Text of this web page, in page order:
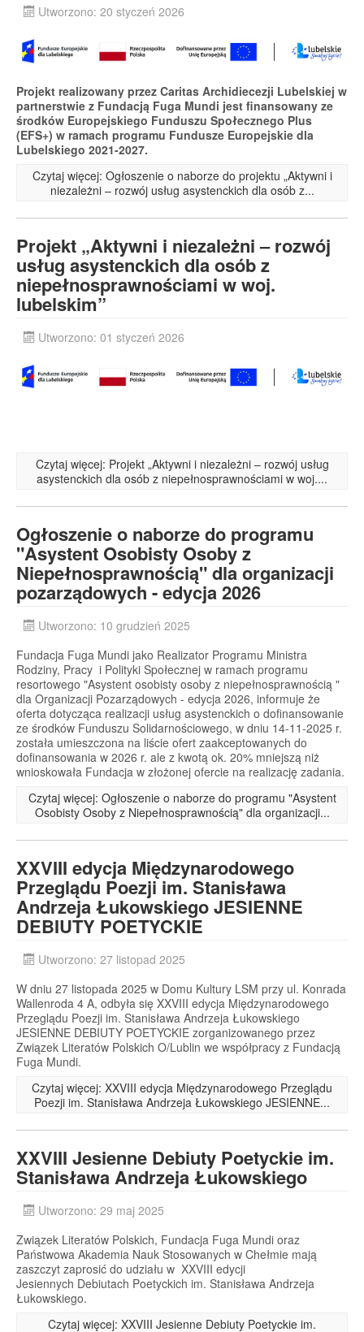
Utworzono: 20 styczeń 2026
Projekt realizowany przez Caritas Archidiecezji Lubelskiej w
partnerstwie z Fundacją Fuga Mundi jest finansowany ze
środków Europejskiego Funduszu Społecznego Plus
(EFS+) w ramach programu Fundusze Europejskie dla
Lubelskiego 2021-2027.
Czytaj więcej: Ogłoszenie o naborze do projektu „Aktywni i
niezależni – rozwój usług asystenckich dla osób z...
Projekt „Aktywni i niezależni – rozwój
usług asystenckich dla osób z
niepełnosprawnościami w woj.
lubelskim”
Utworzono: 01 styczeń 2026
Czytaj więcej: Projekt „Aktywni i niezależni – rozwój usług
asystenckich dla osób z niepełnosprawnościami w woj....
Ogłoszenie o naborze do programu
"Asystent Osobisty Osoby z
Niepełnosprawnością" dla organizacji
pozarządowych - edycja 2026
Utworzono: 10 grudzień 2025
Fundacja Fuga Mundi jako Realizator Programu Ministra
Rodziny, Pracy i Polityki Społecznej w ramach programu
resortowego "Asystent osobisty osoby z niepełnosprawnością "
dla Organizacji Pozarządowych - edycja 2026, informuje że
oferta dotycząca realizacji usług asystenckich o dofinansowanie
ze środków Funduszu Solidarnościowego, w dniu 14-11-2025 r.
została umieszczona na liście ofert zaakceptowanych do
dofinansowania w 2026 r. ale z kwotą ok. 20% mniejszą niż
wnioskowała Fundacja w złożonej ofercie na realizację zadania.
Czytaj więcej: Ogłoszenie o naborze do programu "Asystent
Osobisty Osoby z Niepełnosprawnością" dla organizacji...
XXVIII edycja Międzynarodowego
Przeglądu Poezji im. Stanisława
Andrzeja Łukowskiego JESIENNE
DEBIUTY POETYCKIE
Utworzono: 27 listopad 2025
W dniu 27 listopada 2025 w Domu Kultury LSM przy ul. Konrada
Wallenroda 4 A, odbyła się XXVIII edycja Międzynarodowego
Przeglądu Poezji im. Stanisława Andrzeja Łukowskiego
JESIENNE DEBIUTY POETYCKIE zorganizowanego przez
Związek Literatów Polskich O/Lublin we współpracy z Fundacją
Fuga Mundi.
Czytaj więcej: XXVIII edycja Międzynarodowego Przeglądu
Poezji im. Stanisława Andrzeja Łukowskiego JESIENNE...
XXVIII Jesienne Debiuty Poetyckie im.
Stanisława Andrzeja Łukowskiego
Utworzono: 29 maj 2025
Związek Literatów Polskich, Fundacja Fuga Mundi oraz
Państwowa Akademia Nauk Stosowanych w Chełmie mają
zaszczyt zaprosić do udziału w XXVIII edycji
Jesiennych Debiutach Poetyckich im. Stanisława Andrzeja
Łukowskiego.
Czytaj więcej: XXVIII Jesienne Debiuty Poetyckie im.